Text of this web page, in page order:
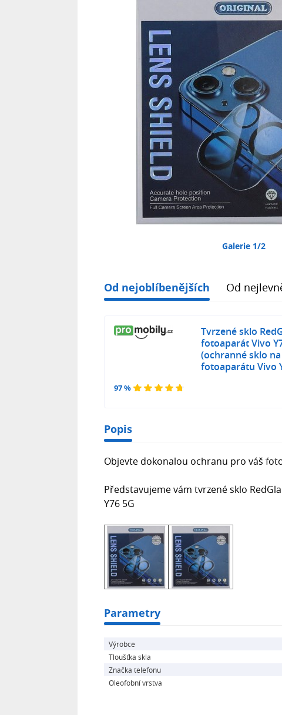
Galerie 1/2
Od nejoblíbenějších Od
97 %
Tvrzené sklo
fotoaparát Vivo
(ochranné sklo
fotoaparátu Vivo
Popis
Objevte dokonalou ochranu pro váš
Představujeme vám tvrzené sklo
Y76 5G
Parametry
Výrobce
Tloušťka skla
Značka telefonu
Oleofobní vrstva